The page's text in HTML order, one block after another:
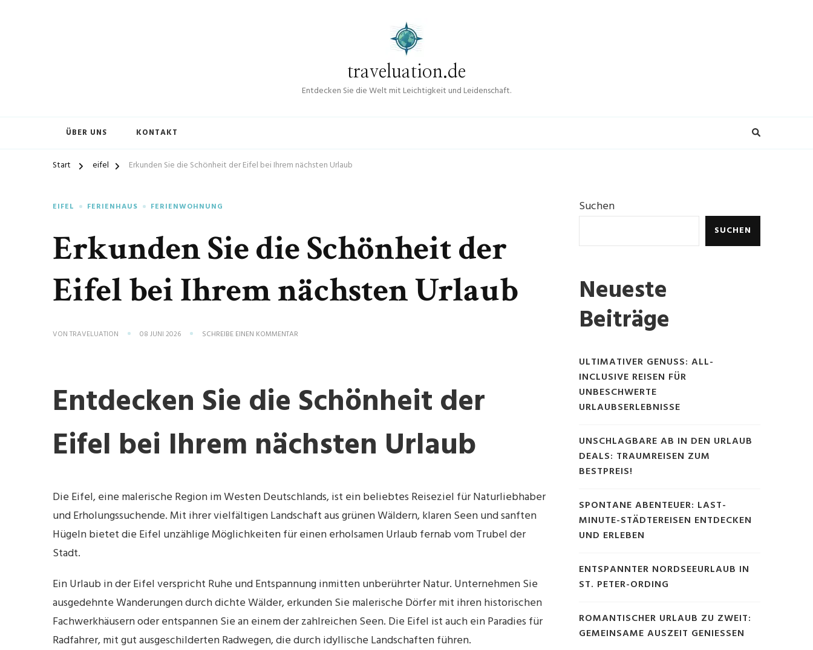
traveluation.de
Entdecken Sie die Welt mit Leichtigkeit und Leidenschaft.
ÜBER UNS KONTAKT
Start eifel Erkunden Sie die Schönheit der Eifel bei Ihrem nächsten Urlaub
EIFEL FERIENHAUS FERIENWOHNUNG
Erkunden Sie die Schönheit der
Eifel bei Ihrem nächsten Urlaub
VON TRAVELUATION 08 JUNI 2026 SCHREIBE EINEN KOMMENTAR
EIFEL
BEI
URLAUB
Entdecken Sie die Schönheit der
Eifel bei Ihrem nächsten Urlaub
Die Eifel, eine malerische Region im Westen Deutschlands, ist ein beliebtes Reiseziel für Naturliebhaber
und Erholungssuchende. Mit ihrer vielfältigen Landschaft aus grünen Wäldern, klaren Seen und sanften
Hügeln bietet die Eifel unzählige Möglichkeiten für einen erholsamen Urlaub fernab vom Trubel der
Stadt.
Ein Urlaub in der Eifel verspricht Ruhe und Entspannung inmitten unberührter Natur. Unternehmen Sie
ausgedehnte Wanderungen durch dichte Wälder, erkunden Sie malerische Dörfer mit ihren historischen
Fachwerkhäusern oder entspannen Sie an einem der zahlreichen Seen. Die Eifel ist auch ein Paradies für
Radfahrer, mit gut ausgeschilderten Radwegen, die durch idyllische Landschaften führen.
Suchen
SUCHEN
Neueste
Beiträge
ULTIMATIVER GENUSS: ALL-
INCLUSIVE REISEN FÜR
UNBESCHWERTE
URLAUBSERLEBNISSE
UNSCHLAGBARE AB IN DEN URLAUB
DEALS: TRAUMREISEN ZUM
BESTPREIS!
SPONTANE ABENTEUER: LAST-
MINUTE-STÄDTEREISEN ENTDECKEN
UND ERLEBEN
ENTSPANNTER NORDSEEURLAUB IN
ST. PETER-ORDING
ROMANTISCHER URLAUB ZU ZWEIT:
GEMEINSAME AUSZEIT GENIESSEN